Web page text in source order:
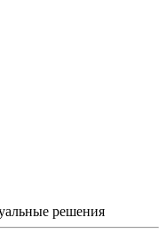
решения